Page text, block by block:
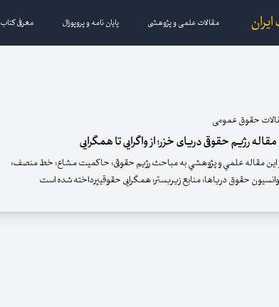
مقالات علمی و پژوهشی پایان نامه و پروپوزال معرفی کتاب
حقوق عمومی
مقاله رژیم حقوقی دریای خزر؛ از واگرایی تا همگرایی
اين مقاله علمي و پژوهشي به مباحث رژیم حقوقی؛ حاکمیت مشاع؛ خط منصف؛
حقوق دریاها؛ منابع زیربستر؛ همگرایی حقوقیپرداخته شده است